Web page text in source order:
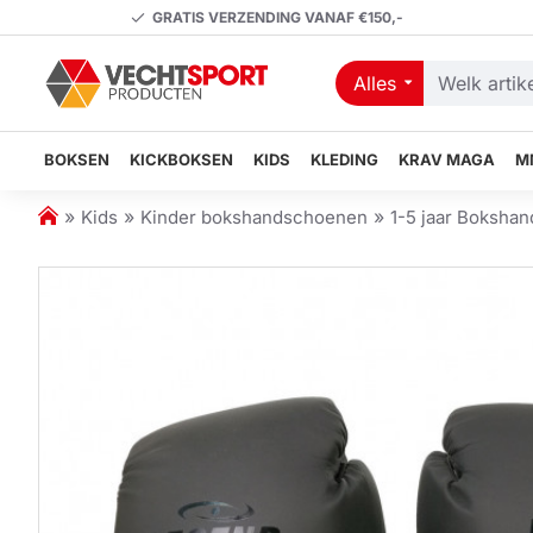
GRATIS VERZENDING VANAF €150,-
Alles
Welk
zoekt
BOKSEN KICKBOKSEN KIDS KLEDING KRAV MAGA
h
m
Kids Kinder bokshandschoenen 1-5 jaar